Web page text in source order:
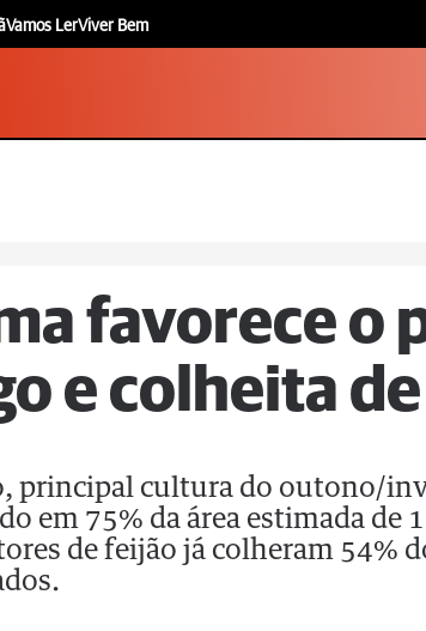
Vamos LerViver Bem
favorece o
e colheita
principal cultura do outono/
em 75% da área estimada de
de feijão já colheram 54%